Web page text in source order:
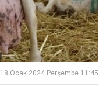
18 Ocak 2024 Perşembe 11:45